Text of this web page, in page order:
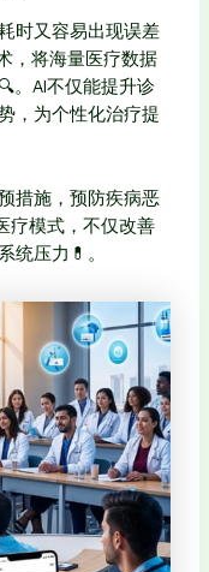
时又容易出现误差
，将海量医疗数据
。AI不仅能提升诊
，为个性化治疗提
措施，预防疾病恶
疗模式，不仅改善
统压力💊。